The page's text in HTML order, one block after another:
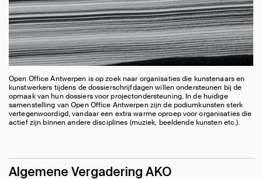
Open Office Antwerpen is op zoek naar organisaties die kunstenaars en
kunstwerkers tijdens de dossierschrijfdagen willen ondersteunen bij de
opmaak van hun dossiers voor projectondersteuning. In de huidige
samenstelling van Open Office Antwerpen zijn de podiumkunsten sterk
vertegenwoordigd, vandaar een extra warme oproep voor organisaties die
actief zijn binnen andere disciplines (muziek, beeldende kunsten etc.).
Algemene Vergadering AKO